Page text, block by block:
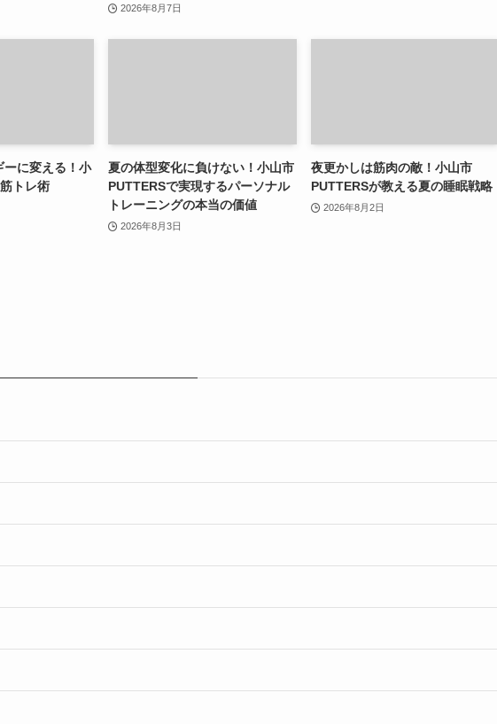
2026年8月7日
ーに変える！小
トレ術
夏の体型変化に負けない！小山市
PUTTERSで実現するパーソナル
トレーニングの本当の価値
2026年8月3日
夜更かしは筋肉の敵！小山市
PUTTERSが教える夏の睡眠戦略
2026年8月2日